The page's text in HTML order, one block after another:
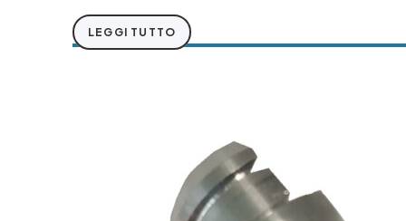
LEGGI TUTTO